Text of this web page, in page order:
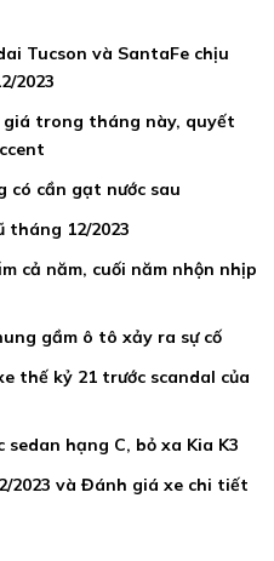
Tucson và SantaFe chịu
2023
giá trong tháng này, quyết
có cần gạt nước sau
tháng 12/2023
cả năm, cuối năm nhộn nhịp
gầm ô tô xảy ra sự cố
thế kỷ 21 trước scandal của
hạng C, bỏ xa Kia K3
2023 và Đánh giá xe chi tiết